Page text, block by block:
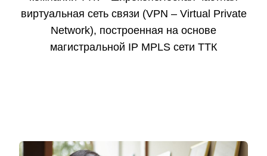
виртуальная сеть связи (VPN – Virtual Private
Network), построенная на основе
магистральной IP MPLS сети ТТК